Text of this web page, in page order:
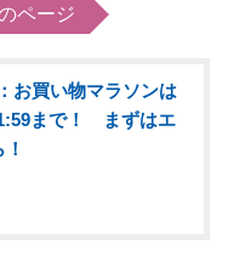
ページ
お買い物マラソンは
まで！ まずはエ